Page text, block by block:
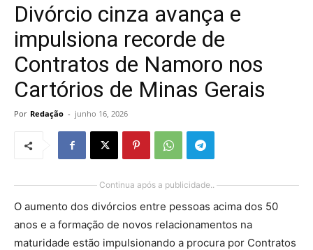
Divórcio cinza avança e
impulsiona recorde de
Contratos de Namoro nos
Cartórios de Minas Gerais
Por Redação - junho 16, 2026
Continua após a publicidade..
O aumento dos divórcios entre pessoas acima dos 50
anos e a formação de novos relacionamentos na
maturidade estão impulsionando a procura por Contratos